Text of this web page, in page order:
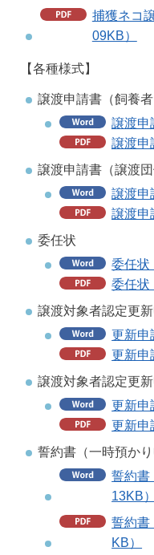
捕獲ネコ
09KB）
【各種様式】
譲渡申請書（飼養者
譲渡申
譲渡申
譲渡申請書（譲渡団
譲渡申
譲渡申
委任状
委任状
委任状
譲渡対象者認定更新
更新申
更新申
譲渡対象者認定更
更新申
更新申
誓約書（一時預かり
誓約書
13KB）
誓約書
KB）